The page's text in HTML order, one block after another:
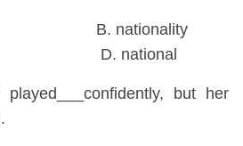
B. nationality
D. national
played___confidently, but her